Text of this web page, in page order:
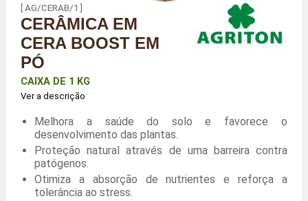
[ AG/CERAB/1 ]
CERÂMICA EM
CERA BOOST EM
PÓ
CAIXA DE 1 KG
Ver a descrição
Melhora a saúde do solo e favorece o
desenvolvimento das plantas.
Proteção natural através de uma barreira contra
patógenos.
Otimiza a absorção de nutrientes e reforça a
tolerância ao stress.